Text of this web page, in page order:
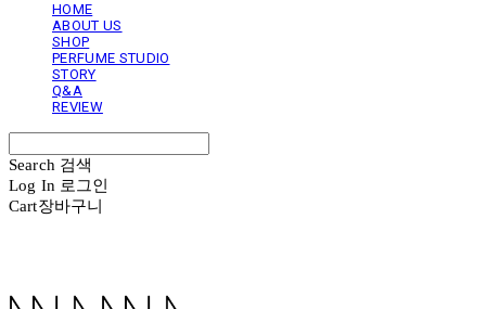
HOME
ABOUT US
SHOP
PERFUME STUDIO
STORY
Q&A
REVIEW
Search 검색
Log In 로그인
Cart장바구니